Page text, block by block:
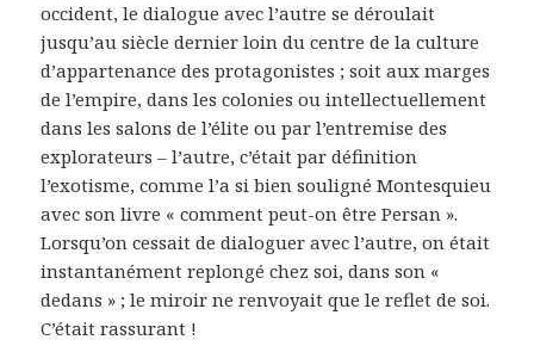
occident, le dialogue avec l’autre se déroulait
jusqu’au siècle dernier loin du centre de la culture
d’appartenance des protagonistes ; soit aux marges
de l’empire, dans les colonies ou intellectuellement
dans les salons de l’élite ou par l’entremise des
explorateurs – l’autre, c’était par définition
l’exotisme, comme l’a si bien souligné Montesquieu
avec son livre « comment peut-on être Persan ».
Lorsqu’on cessait de dialoguer avec l’autre, on était
instantanément replongé chez soi, dans son «
dedans » ; le miroir ne renvoyait que le reflet de soi.
C’était rassurant !